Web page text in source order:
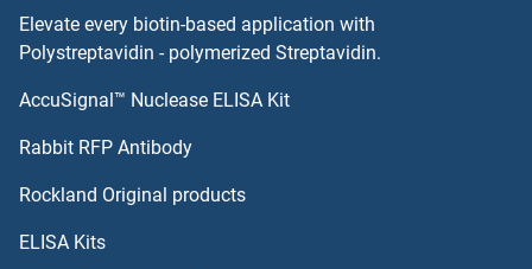
Adenosine A2b Receptor Kits ELISA
Adenosine A2a Receptor Kits ELISA
Elevate every biotin-based application with
Polystreptavidin - polymerized Streptavidin.
AccuSignal™ Nuclease ELISA Kit
Rabbit RFP Antibody
Rockland Original products
ELISA Kits